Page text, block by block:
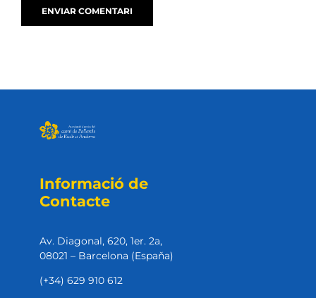
Informació de
Contacte
Av. Diagonal, 620, 1er. 2a,
08021 – Barcelona (Espaňa)
(+34) 629 910 612